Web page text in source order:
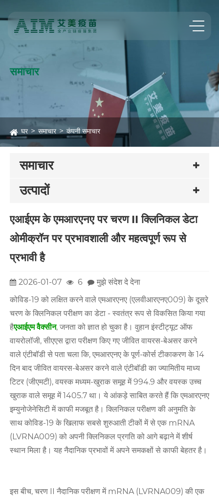
समाचार
घर समाचार कंपनी समाचार
समाचार
उत्पादों
एआईएम के एमआरएनए पर चरण II क्लिनिकल डेटा
ओमीक्रॉन पर प्रभावशाली और महत्वपूर्ण रूप से
प्रभावी है
2026-01-07 6
मुझे संदेश दे देना
कोविड-19 को लक्षित करने वाले एमआरएनए (एलवीआरएनए009) के दूसरे
चरण के क्लिनिकल परीक्षण का डेटा - स्वतंत्र रूप से विकसित किया गया
हैएआईएम वैक्सीन, जनता को ज्ञात हो चुका है। वुहान इंस्टीट्यूट ऑफ
वायरोलॉजी, सीएएस द्वारा परीक्षण किए गए जीवित वायरस-बेअसर करने
वाले एंटीबॉडी से पता चला कि, एमआरएनए के पूर्ण-कोर्स टीकाकरण के 14
दिन बाद जीवित वायरस-बेअसर करने वाले एंटीबॉडी का ज्यामितीय माध्य
टिटर (जीएमटी), वयस्क मध्यम-खुराक समूह में 994.9 और वयस्क उच्च
खुराक वाले समूह में 1405.7 था। ये आंकड़े साबित करते हैं कि एमआरएनए
इम्युनोजेनेसिटी में काफी मजबूत है। क्लिनिकल परीक्षण की अनुमति के
साथ कोविड-19 के खिलाफ सबसे शुरुआती टीकों में से एक mRNA
(LVRNA009) को अपनी क्लिनिकल प्रगति को आगे बढ़ाने में शीर्ष
स्थान मिला है। यह नैदानिक ​​प्रभावों में अपने समकक्षों से काफी बेहतर है।
इस बीच, चरण II नैदानिक ​​​​परीक्षण में mRNA (LVRNA009) की एक